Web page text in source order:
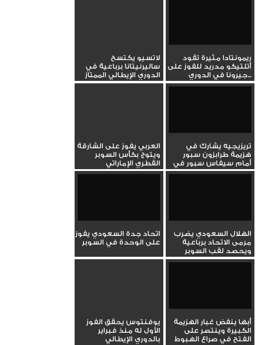
ريمونتادا مثيرة تقود
أتلتيكو مدريد للفوز على
جيرونا في الدوري...
لاتسيو يكتسح
ساليرنيتانا برباعية في
الدوري الإيطالي الممتاز
تريزيجيه يشارك في
هزيمة طرابزون سبور
أمام سيفاس سبور في
الدوري...
العربي يفوز على الشارقة
ويتوج بكأس السوبر
القطري الإماراتي
الهلال السعودي يضرب
مرمى الاتحاد برباعية
ويحصد لقب السوبر
اتحاد جدة السعودي يفوز
على الوحدة في السوبر
أبها ينفض غبار الهزيمة
الكبيرة وينتصر على
الفتح في صراع الهبوط
يوفنتوس يحقق الفوز
الأول له منذ فبراير
بالدوري الإيطالي